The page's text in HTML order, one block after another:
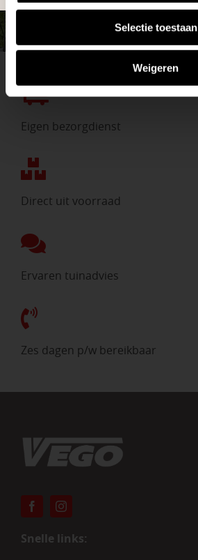
Selectie toestaan
Weigeren
Eigen bezorgdienst
Direct uit voorraad
Ervaren tuinadvies
Zes dagen p/w bereikbaar
Snelle links: